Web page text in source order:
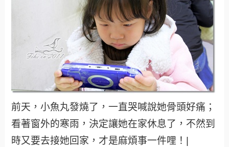
前天，小魚丸發燒了，一直哭喊說她骨頭好痛；
看著窗外的寒雨，決定讓她在家休息了，不然到
時又要去接她回家，才是麻煩事一件哩！|